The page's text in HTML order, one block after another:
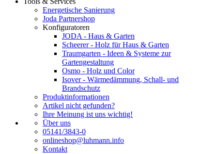
Energetische Sanierung
Joda Partnershop
Konfiguratoren
JODA - Haus & Garten
Scheerer - Holz für Haus & Garten
Traumgarten - Ideen & Systeme zur
Gartengestaltung
Osmo - Holz und Color
Isover - Wärmedämmung, Schall- und
Brandschutz
Produktinformationen
Artikel nicht gefunden?
Ihre Meinung ist uns wichtig!
Über uns
05141/3843-0
onlineshop@luhmann.info
Kontakt